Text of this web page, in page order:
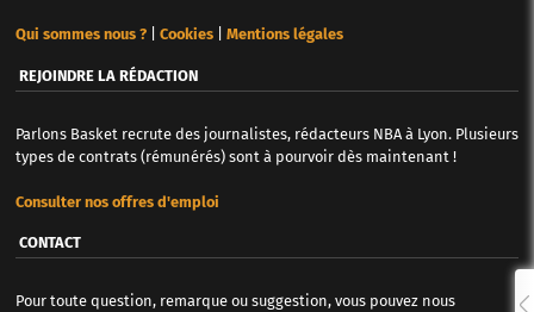
Qui sommes nous ?| Cookies| Mentions légales
REJOINDRE LA RÉDACTION
Parlons Basket recrute des journalistes, rédacteurs NBA à Lyon. Plusieurs
types de contrats (rémunérés) sont à pourvoir dès maintenant !
Consulter nos offres d'emploi
CONTACT
Pour toute question, remarque ou suggestion, vous pouvez nous